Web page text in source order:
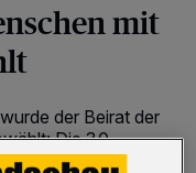
mit
der Beirat der
Die 30
wollen ab